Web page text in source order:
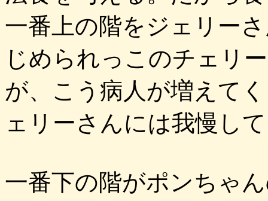
一番上の階をジェリー
じめられっこのチェリ
が、こう病人が増えて
ェリーさんには我慢し
一番下の階がポンちゃ